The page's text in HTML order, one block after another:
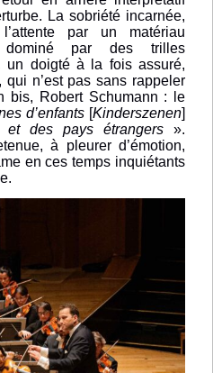
La sobriété incarnée,
par un matériau
dominé par des trilles
un doigté à la fois assuré,
n’est pas sans rappeler
bis, Robert Schumann : le
d’enfants[Kinderszenen]
et des pays étrangers».
à pleurer d’émotion,
en ces temps inquiétants